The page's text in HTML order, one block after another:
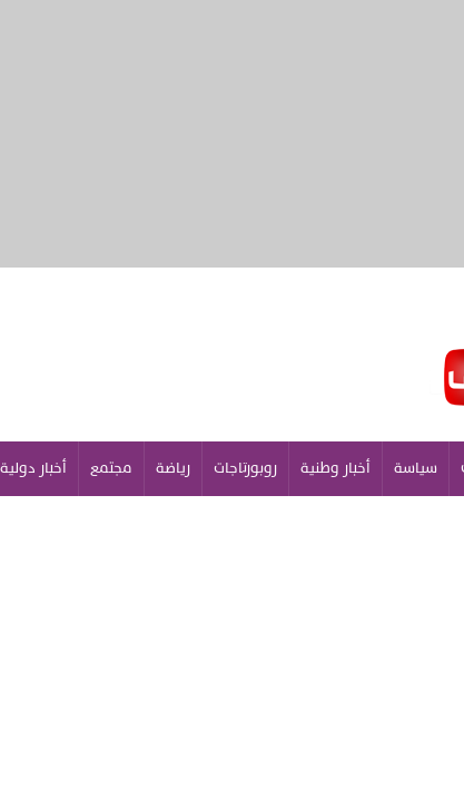
سياسة أخبار وطنية روبورتاجات رياضة مجتمع أخبار دولية